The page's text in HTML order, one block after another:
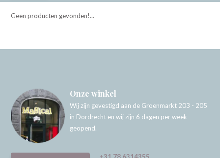
Geen producten gevonden!...
Onze winkel
Wij zijn gevestigd aan de Groenmarkt 203 - 205
in Dordrecht en wij zijn 6 dagen per week
geopend.